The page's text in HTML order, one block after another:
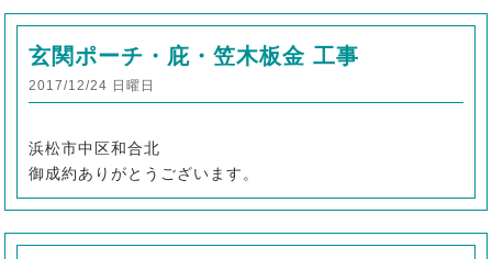
玄関ポーチ・庇・笠木板金 工事
2017/12/24 日曜日
浜松市中区和合北
御成約ありがとうございます。